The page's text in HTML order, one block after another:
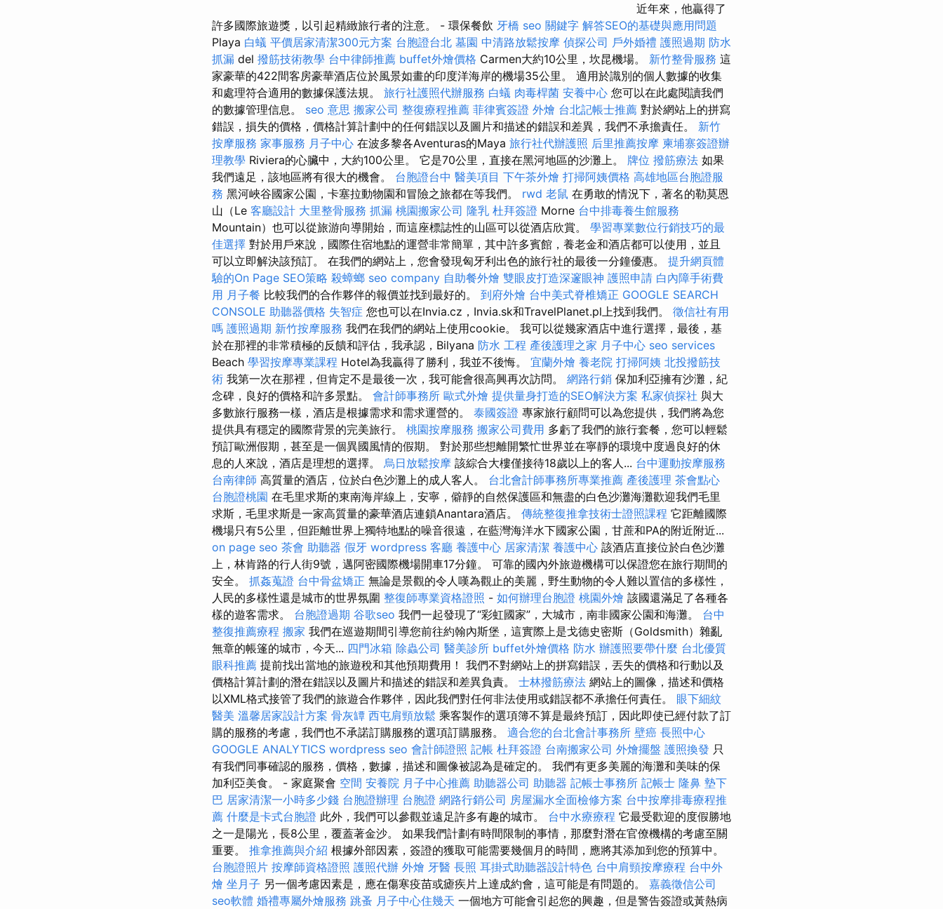
近年來，他贏得了
許多國際旅遊獎，以引起精緻旅行者的注意。 - 環保餐飲 牙橋 seo 關鍵字 解答SEO的基礎與應用問題
Playa 白蟻 平價居家清潔300元方案 台胞證台北 墓園 中清路放鬆按摩 偵探公司 戶外婚禮 護照過期 防水
抓漏 del 撥筋技術教學 台中律師推薦 buffet外燴價格 Carmen大約10公里，坎昆機場。 新竹整骨服務 這
家豪華的422間客房豪華酒店位於風景如畫的印度洋海岸的機場35公里。 適用於識別的個人數據的收集
和處理符合適用的數據保護法規。 旅行社護照代辦服務 白蟻 肉毒桿菌 安養中心 您可以在此處閱讀我們
的數據管理信息。 seo 意思 搬家公司 整復療程推薦 菲律賓簽證 外燴 台北記帳士推薦 對於網站上的拼寫
錯誤，損失的價格，價格計算計劃中的任何錯誤以及圖片和描述的錯誤和差異，我們不承擔責任。 新竹
按摩服務 家事服務 月子中心 在波多黎各Aventuras的Maya 旅行社代辦護照 后里推薦按摩 柬埔寨簽證辦
理教學 Riviera的心臟中，大約100公里。 它是70公里，直接在黑河地區的沙灘上。 牌位 撥筋療法 如果
我們遠足，該地區將有很大的機會。 台胞證台中 醫美項目 下午茶外燴 打掃阿姨價格 高雄地區台胞證服
務 黑河峽谷國家公園，卡塞拉動物園和冒險之旅都在等我們。 rwd 老鼠 在勇敢的情況下，著名的勒莫恩
山（Le 客廳設計 大里整骨服務 抓漏 桃園搬家公司 隆乳 杜拜簽證 Morne 台中排毒養生館服務
Mountain）也可以從旅游向導開始，而這座標誌性的山區可以從酒店欣賞。 學習專業數位行銷技巧的最
佳選擇 對於用戶來說，國際住宿地點的運營非常簡單，其中許多賓館，養老金和酒店都可以使用，並且
可以立即解決該預訂。 在我們的網站上，您會發現匈牙利出色的旅行社的最後一分鐘優惠。 提升網頁體
驗的On Page SEO策略 殺蟑螂 seo company 自助餐外燴 雙眼皮打造深邃眼神 護照申請 白內障手術費
用 月子餐 比較我們的合作夥伴的報價並找到最好的。 到府外燴 台中美式脊椎矯正 GOOGLE SEARCH
CONSOLE 助聽器價格 失智症 您也可以在Invia.cz，Invia.sk和TravelPlanet.pl上找到我們。 徵信社有用
嗎 護照過期 新竹按摩服務 我們在我們的網站上使用cookie。 我可以從幾家酒店中進行選擇，最後，基
於在那裡的非常積極的反饋和評估，我承認，Bilyana 防水 工程 產後護理之家 月子中心 seo services
Beach 學習按摩專業課程 Hotel為我贏得了勝利，我並不後悔。 宜蘭外燴 養老院 打掃阿姨 北投撥筋技
術 我第一次在那裡，但肯定不是最後一次，我可能會很高興再次訪問。 網路行銷 保加利亞擁有沙灘，紀
念碑，良好的價格和許多景點。 會計師事務所 歐式外燴 提供量身打造的SEO解決方案 私家偵探社 與大
多數旅行服務一樣，酒店是根據需求和需求運營的。 泰國簽證 專家旅行顧問可以為您提供，我們將為您
提供具有穩定的國際背景的完美旅行。 桃園按摩服務 搬家公司費用 多虧了我們的旅行套餐，您可以輕鬆
預訂歐洲假期，甚至是一個異國風情的假期。 對於那些想離開繁忙世界並在寧靜的環境中度過良好的休
息的人來說，酒店是理想的選擇。 烏日放鬆按摩 該綜合大樓僅接待18歲以上的客人... 台中運動按摩服務
台南律師 高質量的酒店，位於白色沙灘上的成人客人。 台北會計師事務所專業推薦 產後護理 茶會點心
台胞證桃園 在毛里求斯的東南海岸線上，安寧，僻靜的自然保護區和無盡的白色沙灘海灘歡迎我們毛里
求斯，毛里求斯是一家高質量的豪華酒店連鎖Anantara酒店。 傳統整復推拿技術士證照課程 它距離國際
機場只有5公里，但距離世界上獨特地點的噪音很遠，在藍灣海洋水下國家公園，甘蔗和PA的附近附近...
on page seo 茶會 助聽器 假牙 wordpress 客廳 養護中心 居家清潔 養護中心 該酒店直接位於白色沙灘
上，林肯路的行人街9號，邁阿密國際機場開車17分鐘。 可靠的國內外旅遊機構可以保證您在旅行期間的
安全。 抓姦蒐證 台中骨盆矯正 無論是景觀的令人嘆為觀止的美麗，野生動物的令人難以置信的多樣性，
人民的多樣性還是城市的世界氛圍 整復師專業資格證照 - 如何辦理台胞證 桃園外燴 該國還滿足了各種各
樣的遊客需求。 台胞證過期 谷歌seo 我們一起發現了“彩虹國家”，大城市，南非國家公園和海灘。 台中
整復推薦療程 搬家 我們在巡遊期間引導您前往約翰內斯堡，這實際上是戈德史密斯（Goldsmith）雜亂
無章的帳篷的城市，今天... 四門冰箱 除蟲公司 醫美診所 buffet外燴價格 防水 辦護照要帶什麼 台北優質
眼科推薦 提前找出當地的旅遊稅和其他預期費用！ 我們不對網站上的拼寫錯誤，丟失的價格和行動以及
價格計算計劃的潛在錯誤以及圖片和描述的錯誤和差異負責。 士林撥筋療法 網站上的圖像，描述和價格
以XML格式接管了我們的旅遊合作夥伴，因此我們對任何非法使用或錯誤都不承擔任何責任。 眼下細紋
醫美 溫馨居家設計方案 骨灰罈 西屯肩頸放鬆 乘客製作的選項簿不算是最終預訂，因此即使已經付款了訂
購的服務的考慮，我們也不承諾訂購服務的選項訂購服務。 適合您的台北會計事務所 壁癌 長照中心
GOOGLE ANALYTICS wordpress seo 會計師證照 記帳 杜拜簽證 台南搬家公司 外燴擺盤 護照換發 只
有我們同事確認的服務，價格，數據，描述和圖像被認為是確定的。 我們有更多美麗的海灘和美味的保
加利亞美食。 - 家庭聚會 空間 安養院 月子中心推薦 助聽器公司 助聽器 記帳士事務所 記帳士 隆鼻 墊下
巴 居家清潔一小時多少錢 台胞證辦理 台胞證 網路行銷公司 房屋漏水全面檢修方案 台中按摩排毒療程推
薦 什麼是卡式台胞證 此外，我們可以參觀並遠足許多有趣的城市。 台中水療療程 它最受歡迎的度假勝地
之一是陽光，長8公里，覆蓋著金沙。 如果我們計劃有時間限制的事情，那麼對潛在官僚機構的考慮至關
重要。 推拿推薦與介紹 根據外部因素，簽證的獲取可能需要幾個月的時間，應將其添加到您的預算中。
台胞證照片 按摩師資格證照 護照代辦 外燴 牙醫 長照 耳掛式助聽器設計特色 台中肩頸按摩療程 台中外
燴 坐月子 另一個考慮因素是，應在傷寒疫苗或瘧疾片上達成約會，這可能是有問題的。 嘉義徵信公司
seo軟體 婚禮專屬外燴服務 跳蚤 月子中心住幾天 一個地方可能會引起您的興趣，但是警告簽證或黃熱病